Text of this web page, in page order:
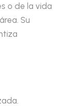
o de la vida
Su